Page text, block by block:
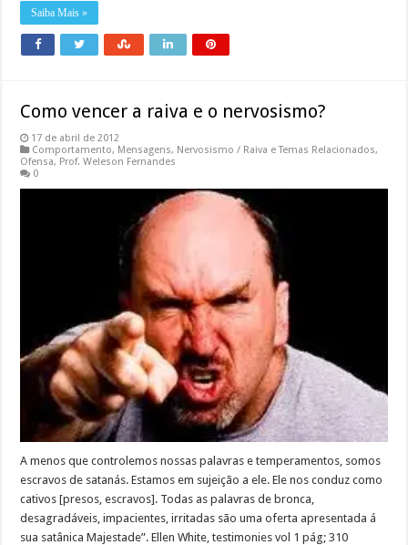
Saiba Mais »
Como vencer a raiva e o nervosismo?
17 de abril de 2012
Comportamento, Mensagens, Nervosismo / Raiva e Temas Relacionados,
Ofensa, Prof. Weleson Fernandes
0
A menos que controlemos nossas palavras e temperamentos, somos
escravos de satanás. Estamos em sujeição a ele. Ele nos conduz como
cativos [presos, escravos]. Todas as palavras de bronca,
desagradáveis, impacientes, irritadas são uma oferta apresentada á
sua satânica Majestade”. Ellen White, testimonies vol 1 pág; 310